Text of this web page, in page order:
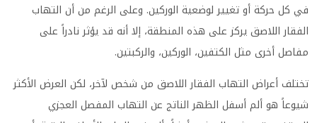
في كل حركة أو تغيير لوضعية الوركين. وعلى الرغم من أن التهاب
الفقار اللاصق يركز على هذه المنطقة، إلا أنه قد يؤثر نادراً على
مفاصل أخرى مثل الكتفين، الوركين، والركبتين.
تختلف أعراض التهاب الفقار اللاصق من شخص لآخر، لكن العرض الأكثر
شيوعاً هو ألم أسفل الظهر الناتج عن التهاب المفصل العجزي